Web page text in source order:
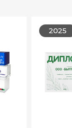
2025